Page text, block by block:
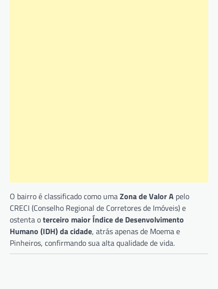
O bairro é classificado como umaZona de Valor A pelo
CRECI (Conselho Regional de Corretores de Imóveis) e
ostenta oterceiro maior Índice de Desenvolvimento
Humano (IDH) da cidade, atrás apenas de Moema e
Pinheiros, confirmando sua alta qualidade de vida.